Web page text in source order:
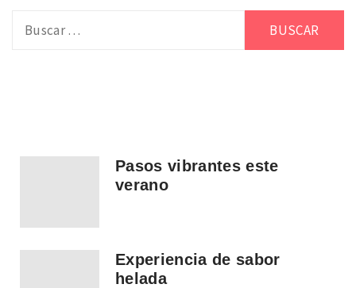
Pasos vibrantes este
verano
Experiencia de sabor
helada